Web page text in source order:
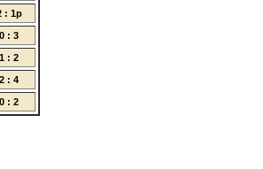
: 1p
0 : 3
1 : 2
2 : 4
0 : 2